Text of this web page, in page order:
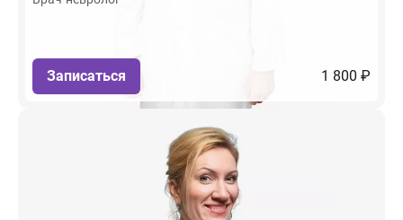
Записаться 1 800 ₽